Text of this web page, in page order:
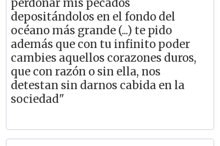
perdonar mis pecados
depositándolos en el fondo del
océano más grande (...) te pido
además que con tu infinito poder
cambies aquellos corazones duros,
que con razón o sin ella, nos
detestan sin darnos cabida en la
sociedad"